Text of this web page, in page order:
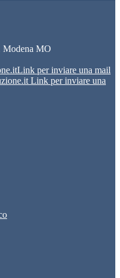
Modena MO
Link per inviare una mail
Link per inviare una